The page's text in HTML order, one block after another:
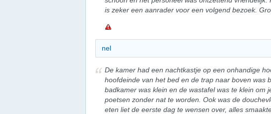
is zeker een aanrader voor een volgend bezoek.
nel
De kamer had een nachtkastje op een onhandige
hoofdeinde van het bed en de trap naar boven was
badkamer was klein en de wastafel was te klein om
poetsen zonder nat te worden. Ook was de
eten liet de eerste dag te wensen over, alles